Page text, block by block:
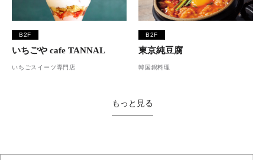
B2F
いちごや cafe TANNAL
いちごスイーツ専門店
B2F
東京純豆腐
韓国鍋料理
もっと見る